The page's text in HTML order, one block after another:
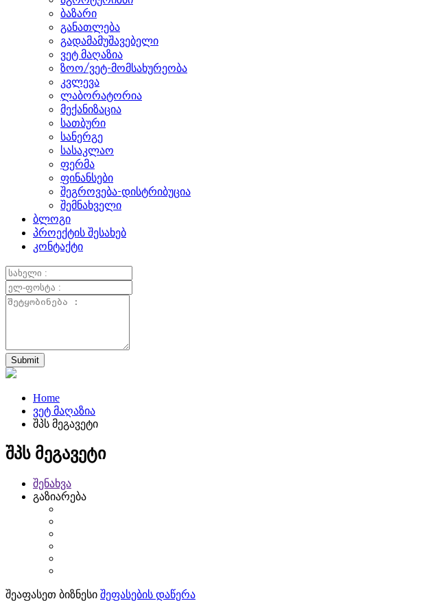
ბაზარი
განათლება
გადამამუშავებელი
ვეტ მაღაზია
ზოო/ვეტ-მომსახურეობა
კვლევა
ლაბორატორია
მექანიზაცია
სათბური
სანერგე
სასაკლაო
ფერმა
ფინანსები
შეგროვება-დისტრიბუცია
შემნახველი
ბლოგი
პროექტის შესახებ
კონტაქტი
Home
ვეტ მაღაზია
შპს მეგავეტი
შპს მეგავეტი
შენახვა
გაზიარება
შეაფასეთ ბიზნესი შეფასების დაწერა